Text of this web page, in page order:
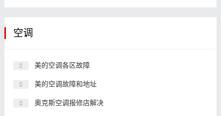
空调
美的空调各区故障
美的空调故障和地址
奥克斯空调报修店解决